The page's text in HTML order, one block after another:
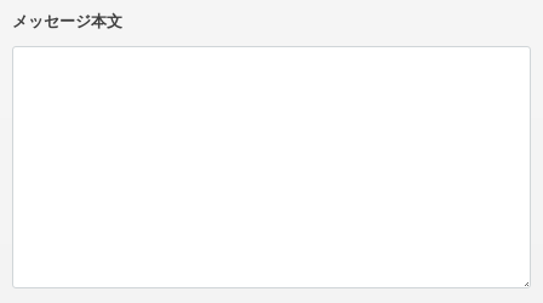
メッセージ本文